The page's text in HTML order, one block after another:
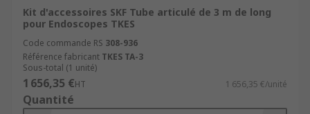
Kit d'accessoires SKF Tube articulé de 3 m de long
pour Endoscopes TKES
Code commande RS 308-936
Référence fabricant TKES TA-3
Sous-total (1 unité)
1 656,35 €HT 1 656,35 €/unité
Quantité